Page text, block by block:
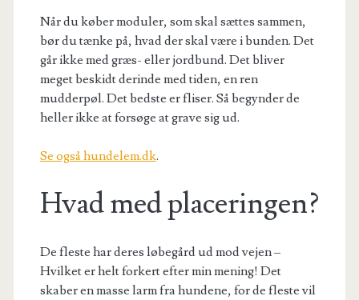
Når du køber moduler, som skal sættes sammen,
bør du tænke på, hvad der skal være i bunden. Det
går ikke med græs- eller jordbund. Det bliver
meget beskidt derinde med tiden, en ren
mudderpøl. Det bedste er fliser. Så begynder de
heller ikke at forsøge at grave sig ud.
Se også hundelem.dk.
Hvad med placeringen?
De fleste har deres løbegård ud mod vejen –
Hvilket er helt forkert efter min mening! Det
skaber en masse larm fra hundene, for de fleste vil